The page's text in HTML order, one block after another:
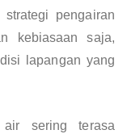
pengairan
kebiasaan saja,
lapangan yang
air sering terasa